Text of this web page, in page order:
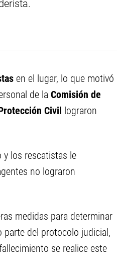
en el lugar, lo que motivó
de la Comisión de
Civil lograron
y los rescatistas le
no lograron
medidas para determinar
parte del protocolo judicial,
se realice este